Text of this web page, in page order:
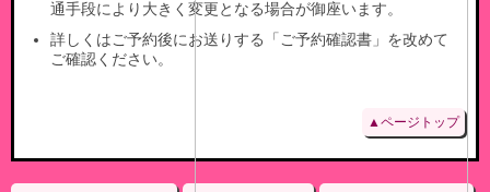
通手段により大きく変更となる場合が御座います。
詳しくはご予約後にお送りする「ご予約確認書」を改めて
ご確認ください。
▲ページトップ